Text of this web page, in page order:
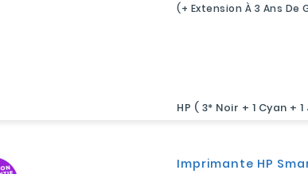
(+ Extension À 3 Ans De
HP ( 3* Noir + 1 Cyan +
Imprimante HP